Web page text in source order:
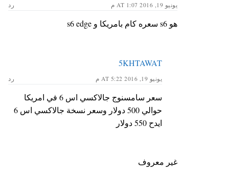
يونيو 19, 2016 AT 1:07 م رد
هو s6 سعره كام بامريكا و s6 edge
5KHTAWAT
يونيو 19, 2016 AT 5:22 م رد
سعر سامسنوج جالاكسي اس 6 في امريكا
حوالي 500 دولار وسعر نسخة جالاكسي اس 6
ايدح 550 دولار
غير معروف